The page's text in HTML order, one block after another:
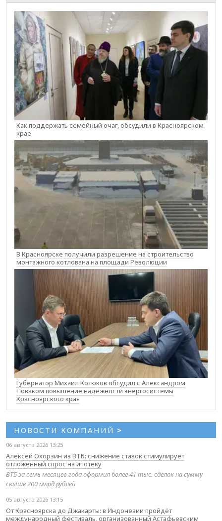
Как поддержать семейный очаг, обсудили в Красноярском
крае
В Красноярске получили разрешение на строительство
монтажного котлована на площади Революции
Губернатор Михаил Котюков обсудил с Александром
Новаком повышение надёжности энергосистемы
Красноярского края
НОВОСТИ КОМПАНИЙ >
06 августа 2026 13:25
Алексей Охорзин из ВТБ: снижение ставок стимулирует
отложенный спрос на ипотеку
ВТБ за семь месяцев года оформил более 41 тыс. сделок на сумму
свыше 200 млрд рублей
05 августа 2026 13:15
От Красноярска до Джакарты: в Индонезии пройдёт
международный фестиваль, организованный Астафьевским